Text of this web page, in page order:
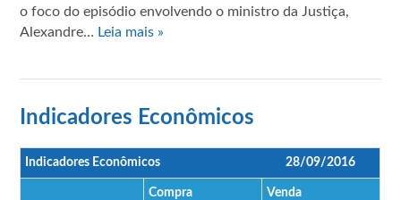
o foco do episódio envolvendo o ministro da Justiça,
Alexandre… Leia mais »
Indicadores Econômicos
Indicadores Econômicos 28/09/2016
Compra Venda